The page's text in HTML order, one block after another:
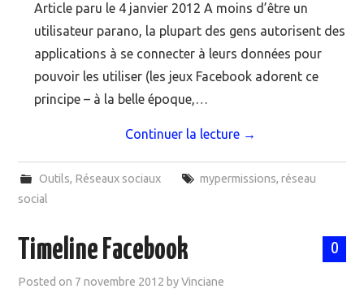
Article paru le 4 janvier 2012 A moins d’être un
utilisateur parano, la plupart des gens autorisent des
applications à se connecter à leurs données pour
pouvoir les utiliser (les jeux Facebook adorent ce
principe – à la belle époque,…
Continuer la lecture →
Outils, Réseaux sociaux mypermissions, réseau
social
0
Timeline Facebook
Posted on 7 novembre 2012 byVinciane